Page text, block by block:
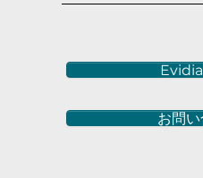
お問